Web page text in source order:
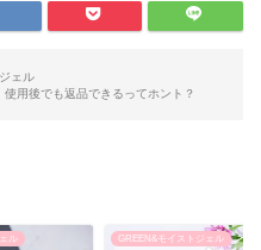
ェル
用後でも返品できるってホント？
ル GREEN&モイストジェル